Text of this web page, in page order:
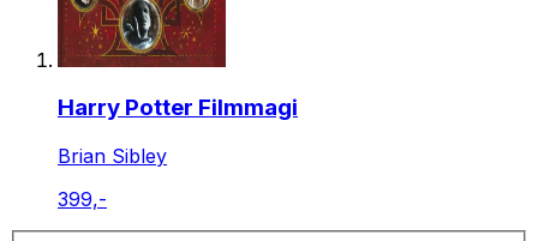
Harry Potter Filmmagi
Brian Sibley
399,-